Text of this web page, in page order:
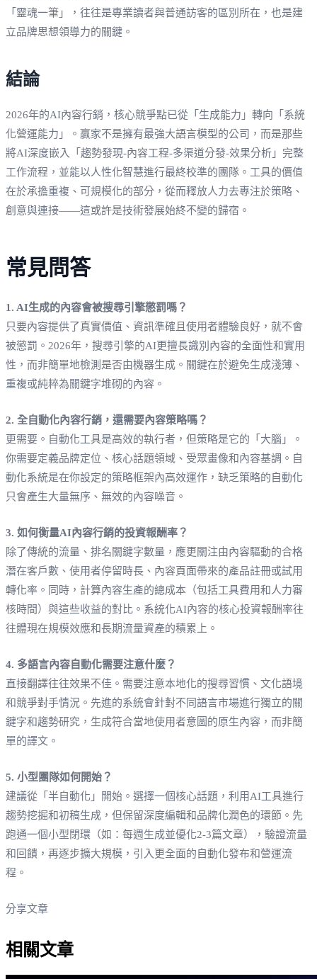
「靈魂一筆」，往往是專業讀者與普通訪客的區別所在，也是建
立品牌思想領導力的關鍵。
結論
2026年的AI內容行銷，核心競爭點已從「生成能力」轉向「系統
化營運能力」。贏家不是擁有最強大語言模型的公司，而是那些
將AI深度嵌入「趨勢發現-內容工程-多渠道分發-效果分析」完整
工作流程，並能以人性化智慧進行最終校準的團隊。工具的價值
在於承擔重複、可規模化的部分，從而釋放人力去專注於策略、
創意與連接——這或許是技術發展始終不變的歸宿。
常見問答
1. AI生成的內容會被搜尋引擎懲罰嗎？
只要內容提供了真實價值、資訊準確且使用者體驗良好，就不會
被懲罰。2026年，搜尋引擎的AI更擅長識別內容的全面性和實用
性，而非簡單地檢測是否由機器生成。關鍵在於避免生成淺薄、
重複或純粹為關鍵字堆砌的內容。
2. 全自動化內容行銷，還需要內容策略嗎？
更需要。自動化工具是高效的執行者，但策略是它的「大腦」。
你需要定義品牌定位、核心話題領域、受眾畫像和內容基調。自
動化系統是在你設定的策略框架內高效運作，缺乏策略的自動化
只會產生大量無序、無效的內容噪音。
3. 如何衡量AI內容行銷的投資報酬率？
除了傳統的流量、排名關鍵字數量，應更關注由內容驅動的合格
潛在客戶數、使用者停留時長、內容頁面帶來的產品註冊或試用
轉化率。同時，計算內容生產的總成本（包括工具費用和人力審
核時間）與這些收益的對比。系統化AI內容的核心投資報酬率往
往體現在規模效應和長期流量資產的積累上。
4. 多語言內容自動化需要注意什麼？
直接翻譯往往效果不佳。需要注意本地化的搜尋習慣、文化語境
和競爭對手情況。先進的系統會針對不同語言市場進行獨立的關
鍵字和趨勢研究，生成符合當地使用者意圖的原生內容，而非簡
單的譯文。
5. 小型團隊如何開始？
建議從「半自動化」開始。選擇一個核心話題，利用AI工具進行
趨勢挖掘和初稿生成，但保留深度編輯和品牌化潤色的環節。先
跑通一個小型閉環（如：每週生成並優化2-3篇文章），驗證流量
和回饋，再逐步擴大規模，引入更全面的自動化發布和營運流
程。
分享文章
相關文章